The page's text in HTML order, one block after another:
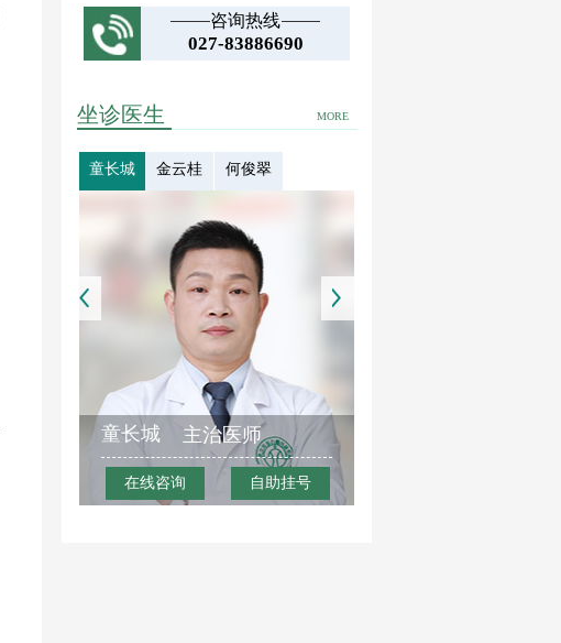
咨询热线
027-83886690
MORE
坐诊医生
童长城 金云桂 何俊翠
童长城 主治医师
在线咨询 自助挂号